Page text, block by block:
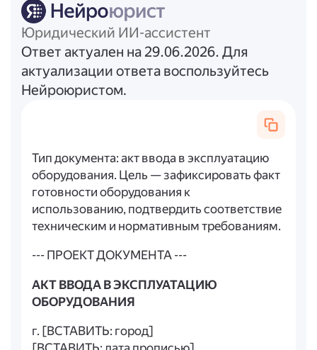
Юридический ИИ-ассистент
Ответ актуален на 29.06.2026. Для
актуализации ответа воспользуйтесь
Нейроюристом.
Тип документа: акт ввода в эксплуатацию
оборудования. Цель — зафиксировать факт
готовности оборудования к
использованию, подтвердить соответствие
техническим и нормативным требованиям.
--- ПРОЕКТ ДОКУМЕНТА ---
АКТ ВВОДА В ЭКСПЛУАТАЦИЮ
ОБОРУДОВАНИЯ
г. [ВСТАВИТЬ: город]